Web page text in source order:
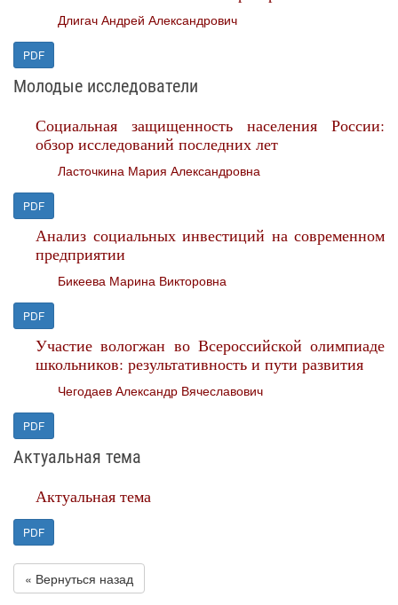
Длигач Андрей Александрович
PDF
Молодые исследователи
Социальная защищенность населения России:
обзор исследований последних лет
Ласточкина Мария Александровна
PDF
Анализ социальных инвестиций на современном
предприятии
Бикеева Марина Викторовна
PDF
Участие вологжан во Всероссийской олимпиаде
школьников: результативность и пути развития
Чегодаев Александр Вячеславович
PDF
Актуальная тема
Актуальная тема
PDF
« Вернуться назад